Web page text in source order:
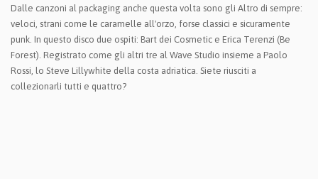
Dalle canzoni al packaging anche questa volta sono gli Altro di sempre:
veloci, strani come le caramelle all'orzo, forse classici e sicuramente
punk. In questo disco due ospiti: Bart dei Cosmetic e Erica Terenzi (Be
Forest). Registrato come gli altri tre al Wave Studio insieme a Paolo
Rossi, lo Steve Lillywhite della costa adriatica. Siete riusciti a
collezionarli tutti e quattro?